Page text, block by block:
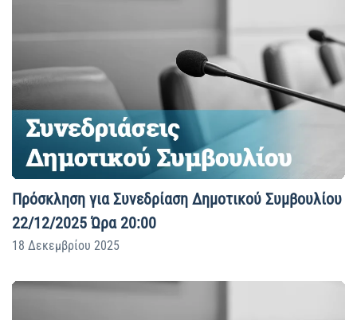
Πρόσκληση για Συνεδρίαση Δημοτικού Συμβουλίου
22/12/2025 Ώρα 20:00
18 Δεκεμβρίου 2025